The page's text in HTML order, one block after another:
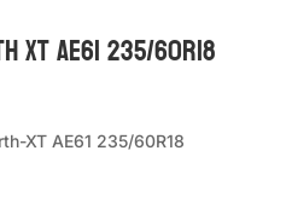
XT AE61 235/60R18
XT AE61 235/60R18